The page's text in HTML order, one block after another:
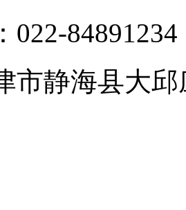
022-
市静海县大